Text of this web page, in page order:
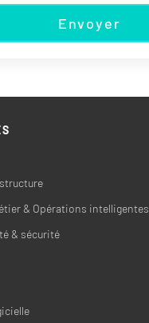
Envoyer
& Opérations intelligentes
& sécurité